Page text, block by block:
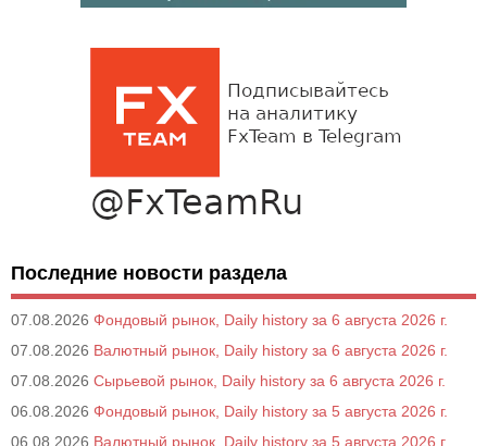
Последние новости раздела
07.08.2026 Фондовый рынок, Daily history за 6 августа 2026 г.
07.08.2026 Валютный рынок, Daily history за 6 августа 2026 г.
07.08.2026 Сырьевой рынок, Daily history за 6 августа 2026 г.
06.08.2026 Фондовый рынок, Daily history за 5 августа 2026 г.
06.08.2026 Валютный рынок, Daily history за 5 августа 2026 г.